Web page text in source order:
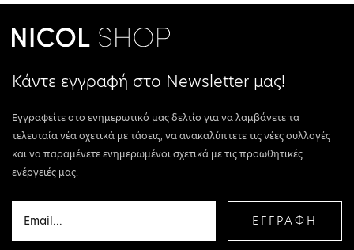
Κάντε εγγραφή στο Newsletter μας!
Εγγραφείτε στο ενημερωτικό μας δελτίο για να λαμβάνετε τα
τελευταία νέα σχετικά με τάσεις, να ανακαλύπτετε τις νέες συλλογές
και να παραμένετε ενημερωμένοι σχετικά με τις προωθητικές
ενέργειές μας.
ΕΓΓΡΑΦΗ